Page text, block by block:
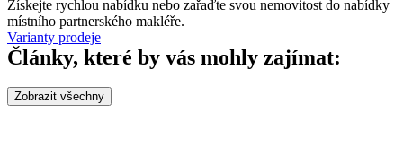
Získejte rychlou nabídku nebo zařaďte svou nemovitost do nabídky
místního partnerského makléře.
Varianty prodeje
Články, které by vás mohly zajímat:
Zobrazit všechny